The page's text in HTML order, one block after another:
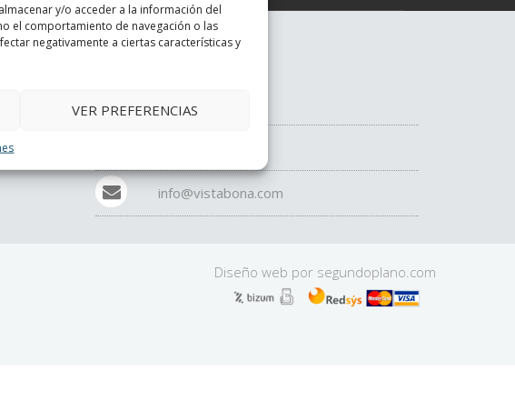
y/o acceder a la información del
el comportamiento de navegación o las
negativamente a ciertas características y
VER PREFERENCIAS
Vistabona
info@vistabona.com
Diseño web por segundoplano .com